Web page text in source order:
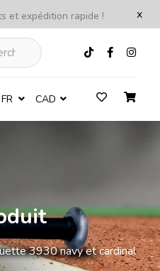
x
et expédition rapide !
FR CAD
3930 navy et cardinal